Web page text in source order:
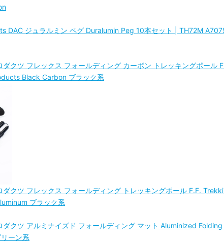
DAC ジュラルミン ペグ Duralumin Peg 10本セット | TH72M
ダクツ フレックス フォールディング カーボン トレッキングポー
Black Carbon ブラック系
ダクツ フレックス フォールディング トレッキングポール F.F.
ブラック系
ダクツ アルミナイズド フォールディング マット Aluminized
ーン系